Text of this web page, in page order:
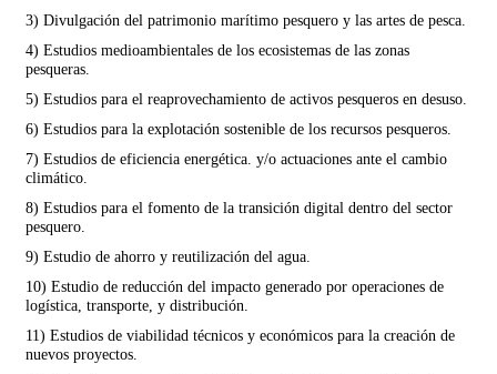
3) Divulgación del patrimonio marítimo pesquero y las artes de pesca.
4) Estudios medioambientales de los ecosistemas de las zonas
pesqueras.
5) Estudios para el reaprovechamiento de activos pesqueros en desuso.
6) Estudios para la explotación sostenible de los recursos pesqueros.
7) Estudios de eficiencia energética. y/o actuaciones ante el cambio
climático.
8) Estudios para el fomento de la transición digital dentro del sector
pesquero.
9) Estudio de ahorro y reutilización del agua.
10) Estudio de reducción del impacto generado por operaciones de
logística, transporte, y distribución.
11) Estudios de viabilidad técnicos y económicos para la creación de
nuevos proyectos.